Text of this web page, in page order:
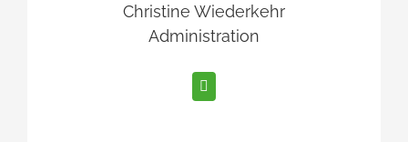
Christine Wiederkehr
Administration